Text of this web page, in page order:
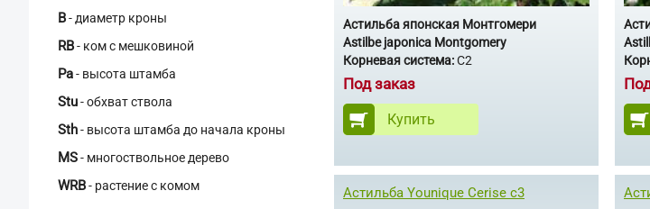
В- диаметр кроны
RB- ком с мешковиной
Pa- высота штамба
Stu- обхват ствола
Sth- высота штамба до начала кроны
MS- многоствольное дерево
WRB- растение с комом
Астильба японская Монтгомери
Astilbe japonica Montgomery
Корневая система:C2
Под заказ
Купить
Астильба Younique Cerise с3